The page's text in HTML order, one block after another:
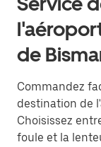
de
Commandez
destination de
Choisissez
foule et la